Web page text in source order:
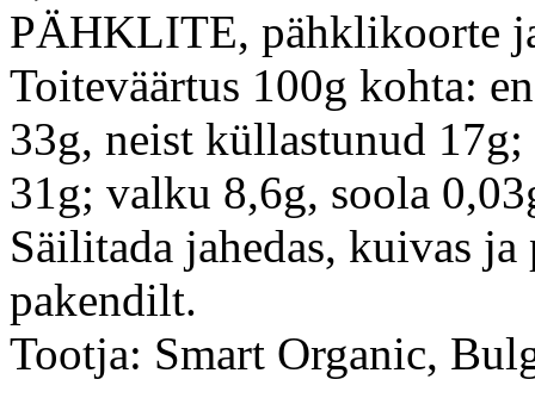
PÄHKLITE, pähklikoorte
Toiteväärtus 100g kohta:
33g, neist küllastunud
31g; valku 8,6g, soola
Säilitada jahedas, kuivas
pakendilt.
Tootja: Smart Organic,